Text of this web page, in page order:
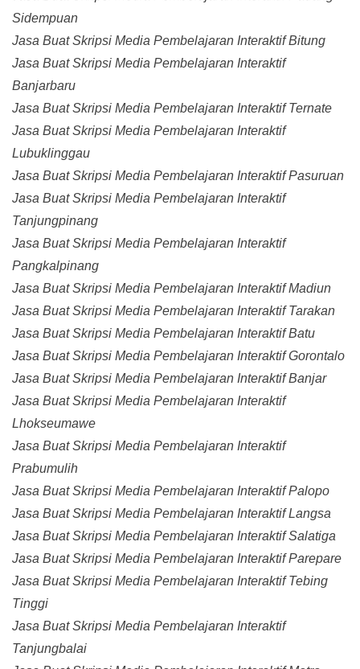
Sidempuan
Jasa Buat Skripsi Media Pembelajaran Interaktif Bitung
Jasa Buat Skripsi Media Pembelajaran Interaktif
Banjarbaru
Jasa Buat Skripsi Media Pembelajaran Interaktif Ternate
Jasa Buat Skripsi Media Pembelajaran Interaktif
Lubuklinggau
Jasa Buat Skripsi Media Pembelajaran Interaktif Pasuruan
Jasa Buat Skripsi Media Pembelajaran Interaktif
Tanjungpinang
Jasa Buat Skripsi Media Pembelajaran Interaktif
Pangkalpinang
Jasa Buat Skripsi Media Pembelajaran Interaktif Madiun
Jasa Buat Skripsi Media Pembelajaran Interaktif Tarakan
Jasa Buat Skripsi Media Pembelajaran Interaktif Batu
Jasa Buat Skripsi Media Pembelajaran Interaktif Gorontalo
Jasa Buat Skripsi Media Pembelajaran Interaktif Banjar
Jasa Buat Skripsi Media Pembelajaran Interaktif
Lhokseumawe
Jasa Buat Skripsi Media Pembelajaran Interaktif
Prabumulih
Jasa Buat Skripsi Media Pembelajaran Interaktif Palopo
Jasa Buat Skripsi Media Pembelajaran Interaktif Langsa
Jasa Buat Skripsi Media Pembelajaran Interaktif Salatiga
Jasa Buat Skripsi Media Pembelajaran Interaktif Parepare
Jasa Buat Skripsi Media Pembelajaran Interaktif Tebing
Tinggi
Jasa Buat Skripsi Media Pembelajaran Interaktif
Tanjungbalai